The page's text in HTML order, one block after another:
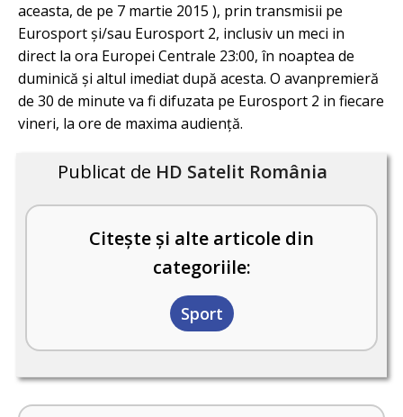
aceasta, de pe 7 martie 2015 ), prin transmisii pe
Eurosport și/sau Eurosport 2, inclusiv un meci in
direct la ora Europei Centrale 23:00, în noaptea de
duminică și altul imediat după acesta. O avanpremieră
de 30 de minute va fi difuzata pe Eurosport 2 in fiecare
vineri, la ore de maxima audiență.
Publicat de HD Satelit România
Citește și alte articole din
categoriile:
Sport